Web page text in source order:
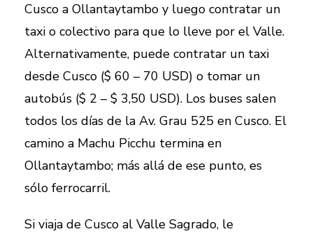
Cusco a Ollantaytambo y luego contratar un
taxi o colectivo para que lo lleve por el Valle.
Alternativamente, puede contratar un taxi
desde Cusco ($ 60 – 70 USD) o tomar un
autobús ($ 2 – $ 3,50 USD). Los buses salen
todos los días de la Av. Grau 525 en Cusco. El
camino a Machu Picchu termina en
Ollantaytambo; más allá de ese punto, es
sólo ferrocarril.
Si viaja de Cusco al Valle Sagrado, le